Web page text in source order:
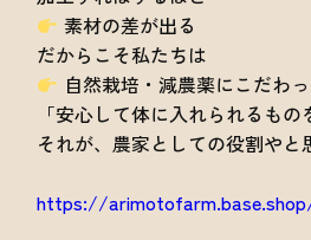
素材の差が出る
だからこそ私たちは
自然栽培・減農薬にこだわっ
「安心して体に入れられるもの
それが、農家としての役割やと
https://